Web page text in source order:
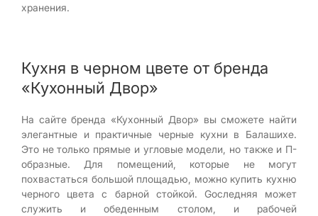
хранения.
Кухня в черном цвете от бренда
«Кухонный Двор»
На сайте бренда «Кухонный Двор» вы сможете найти
элегантные и практичные черные кухни в Балашихе.
Это не только прямые и угловые модели, но также и П-
образные. Для помещений, которые не могут
похвастаться большой площадью, можно купить кухню
черного цвета c барной стойкой. Gоследняя может
служить и обеденным столом, и рабочей